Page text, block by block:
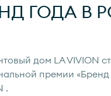
ГОДА В
дом LA VIVION
премии «Бренд
.